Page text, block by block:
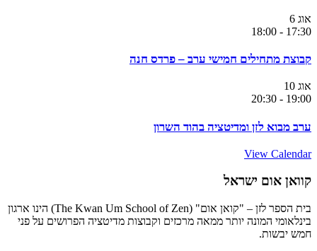
אוג 6
17:30
-
18:00
קבוצת מתחילים חמישי ערב – פרדס חנה
אוג 10
19:00
-
20:30
ערב מבוא לזן ומדיטציה בהוד השרון
View Calendar
קוואן אום ישראל
בית הספר לזן – "קואן אום" (The Kwan Um School of Zen) הינו ארגון
בינלאומי המונה יותר ממאה מרכזים וקבוצות מדיטציה הפרושים על פני
חמש יבשות.